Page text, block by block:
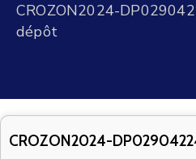
ET
MER
CROZON2024-
dépôt
CROZON2024-